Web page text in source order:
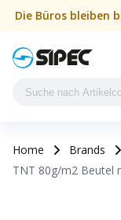
Die Büros bleiben
Home Brands
TNT 80g/m2 Beutel